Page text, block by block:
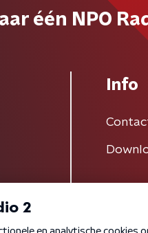
één NPO
Info